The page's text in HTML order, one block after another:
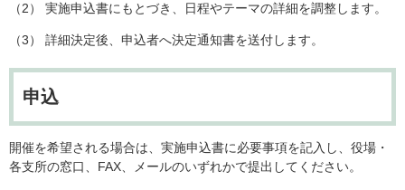
（2） 実施申込書にもとづき、日程やテーマの詳細を調整します。
（3） 詳細決定後、申込者へ決定通知書を送付します。​
申込
開催を希望される場合は、実施申込書に必要事項を記入し、役場・
各支所の窓口、FAX、メールのいずれかで提出してください。